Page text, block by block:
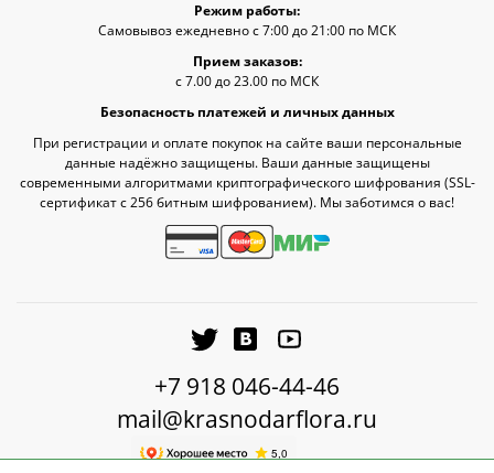
Режим работы:
Самовывоз ежедневно с 7:00 до 21:00 по МСК
Прием заказов:
с 7.00 до 23.00 по МСК
Безопасность платежей и личных данных
При регистрации и оплате покупок на сайте ваши персональные
данные надёжно защищены. Ваши данные защищены
современными алгоритмами криптографического шифрования (SSL-
сертификат c 256 битным шифрованием). Мы заботимся о вас!
+7 918 046-44-46
mail@krasnodarflora.ru